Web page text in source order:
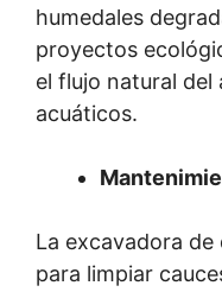
humedales
proyectos
el flujo natural
acuáticos.
La excavadora de
para limpiar